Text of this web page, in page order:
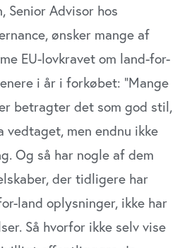
Senior Advisor hos
ønsker mange af
EU-lovkravet om land-for-
i år i forkøbet: ”Mange
betragter det som god stil,
men endnu ikke
Og så har nogle af dem
der tidligere har
land oplysninger, ikke har
Så hvorfor ikke selv vise